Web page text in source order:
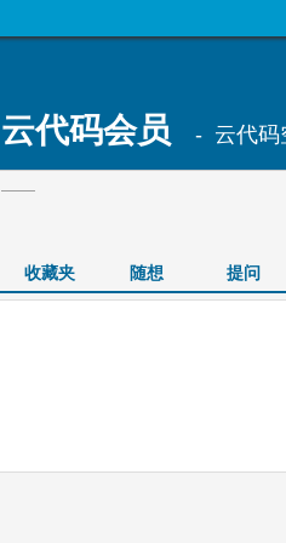
云代码会员 - 云代码
——
收藏夹 随想 提问